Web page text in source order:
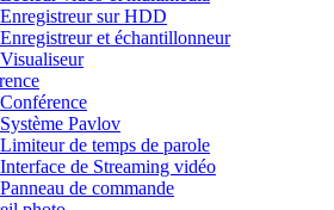
Enregistreur sur HDD
Enregistreur et échantillonneur
Visualiseur
Conférence
Système Pavlov
Limiteur de temps de parole
Interface de Streaming vidéo
Panneau de commande